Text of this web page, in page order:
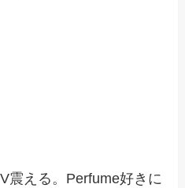
震える。Perfume好きに